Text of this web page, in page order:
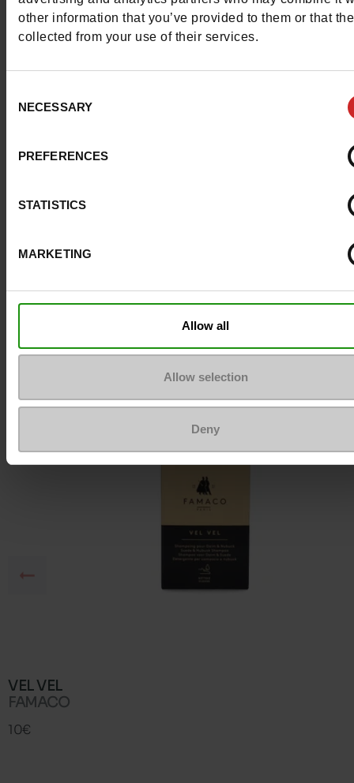
other information that you’ve provided to them or that
collected from your use of their services.
Selection
NECESSARY
PREFERENCES
STATISTICS
MARKETING
Allow all
Allow selection
Deny
Uitneembare zool Neen
ProductAttribute.DisplayName.532Zonder
Hakhoogte (cm)
Plateau
Om ze zo goed als nieuw te houden
VEL VEL
FAMACO
10€